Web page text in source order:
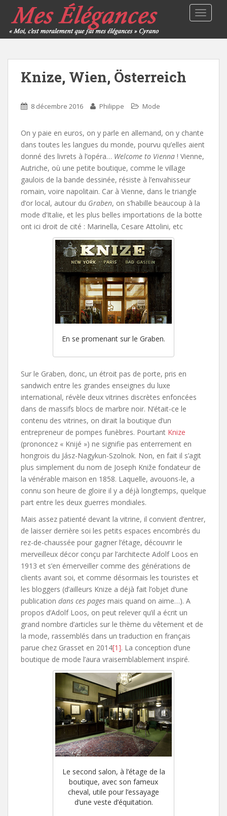
Knize, Wien, Österreich
8 décembre 2016 Philippe Mode
On y paie en euros, on y parle en allemand, on y chante
dans toutes les langues du monde, pourvu qu’elles aient
donné des livrets à l’opéra… Welcome to Vienna ! Vienne,
Autriche, où une petite boutique, comme le village
gaulois de la bande dessinée, résiste à l’envahisseur
romain, voire napolitain. Car à Vienne, dans le triangle
d’or local, autour du Graben, on s’habille beaucoup à la
mode d’Italie, et les plus belles importations de la botte
ont ici droit de cité : Marinella, Cesare Attolini, etc
En se promenant sur le Graben.
Sur le Graben, donc, un étroit pas de porte, pris en
sandwich entre les grandes enseignes du luxe
international, révèle deux vitrines discrètes enfoncées
dans de massifs blocs de marbre noir. N’était-ce le
contenu des vitrines, on dirait la boutique d’un
entrepreneur de pompes funèbres. Pourtant Knize
(prononcez « Knijé ») ne signifie pas enterrement en
hongrois du Jász-Nagykun-Szolnok. Non, en fait il s’agit
plus simplement du nom de Joseph Kniže fondateur de
la vénérable maison en 1858. Laquelle, avouons-le, a
connu son heure de gloire il y a déjà longtemps, quelque
part entre les deux guerres mondiales.
Mais assez patienté devant la vitrine, il convient d’entrer,
de laisser derrière soi les petits espaces encombrés du
rez-de-chaussée pour gagner l’étage, découvrir le
merveilleux décor conçu par l’architecte Adolf Loos en
1913 et s’en émerveiller comme des générations de
clients avant soi, et comme désormais les touristes et
les bloggers (d’ailleurs Knize a déjà fait l’objet d’une
publication dans ces pages mais quand on aime…). A
propos d’Adolf Loos, on peut relever qu’il a écrit un
grand nombre d’articles sur le thème du vêtement et de
la mode, rassemblés dans un traduction en français
parue chez Grasset en 2014[1]. La conception d’une
boutique de mode l’aura vraisemblablement inspiré.
Le second salon, à l’étage de la
boutique, avec son fameux
cheval, utile pour l’essayage
d’une veste d’équitation.